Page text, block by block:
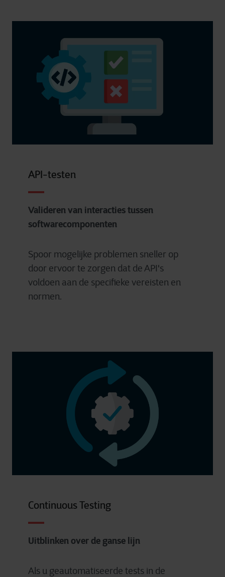
API-testen
Valideren van interacties tussen
softwarecomponenten
Spoor mogelijke problemen sneller op
door ervoor te zorgen dat de API's
voldoen aan de specifieke vereisten en
normen.
Continuous Testing
Uitblinken over de ganse lijn
Als u geautomatiseerde tests in de